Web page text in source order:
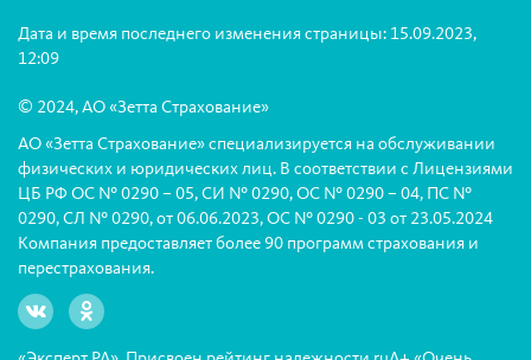
Дата и время последнего изменения страницы: 15.09.2023,
12:09
© 2024, АО «Зетта Страхование»
АО «Зетта Страхование» специализируется на обслуживании
физических и юридических лиц. В соответствии с Лицензиями
ЦБ РФ ОС № 0290 – 05, СИ № 0290, ОС № 0290 – 04, ПС №
0290, СЛ № 0290, от 06.06.2023, ОС № 0290 - 03 от 23.05.2024
Компания предоставляет более 90 программ страхования и
перестрахования.